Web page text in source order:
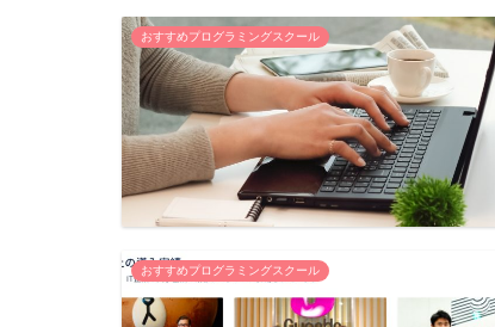
おすすめプログラミングスクール
おすすめプログラミングスクール